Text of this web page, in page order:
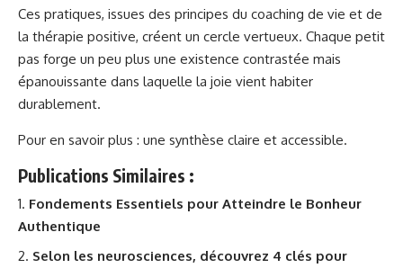
Ces pratiques, issues des principes du coaching de vie et de
la thérapie positive, créent un cercle vertueux. Chaque petit
pas forge un peu plus une existence contrastée mais
épanouissante dans laquelle la joie vient habiter
durablement.
Pour en savoir plus : une synthèse claire et accessible.
Publications Similaires :
Fondements Essentiels pour Atteindre le Bonheur
Authentique
Selon les neurosciences, découvrez 4 clés pour